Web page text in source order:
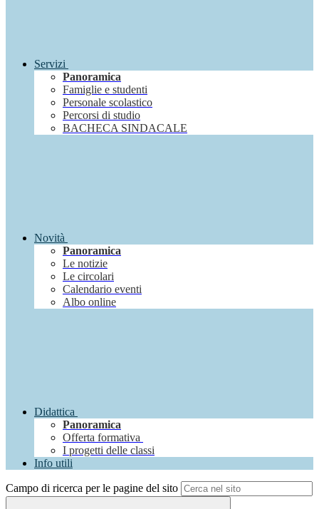
Servizi
Panoramica
Famiglie e studenti
Personale scolastico
Percorsi di studio
BACHECA SINDACALE
Novità
Panoramica
Le notizie
Le circolari
Calendario eventi
Albo online
Didattica
Panoramica
Offerta formativa
I progetti delle classi
Info utili
Campo di ricerca per le pagine del sito